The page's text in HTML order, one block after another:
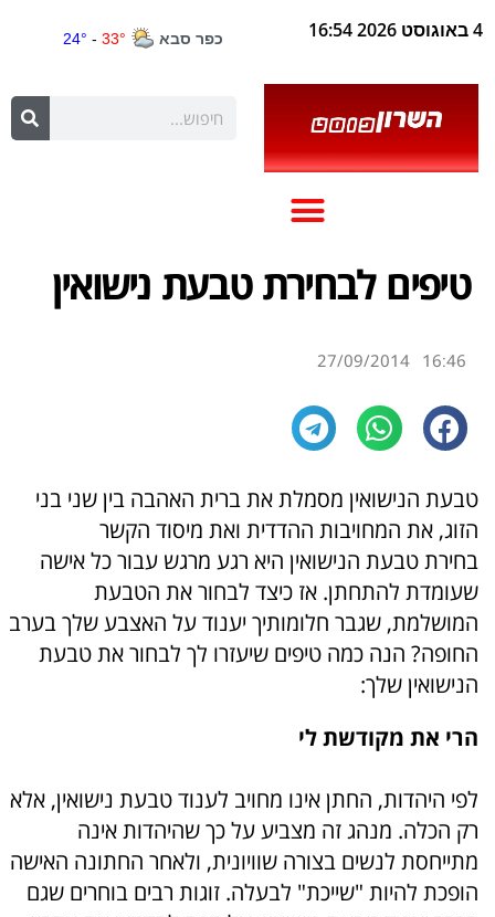
4 באוגוסט 2026 16:54
טיפים לבחירת טבעת נישואין
16:46
27/09/2014
טבעת הנישואין מסמלת את ברית האהבה בין שני בני
הזוג, את המחויבות ההדדית ואת מיסוד הקשר
בחירת טבעת הנישואין היא רגע מרגש עבור כל אישה
שעומדת להתחתן. אז כיצד לבחור את הטבעת
המושלמת, שגבר חלומותיך יענוד על האצבע שלך בערב
החופה? הנה כמה טיפים שיעזרו לך לבחור את טבעת
הנישואין שלך:
הרי את מקודשת לי
לפי היהדות, החתן אינו מחויב לענוד טבעת נישואין, אלא
רק הכלה. מנהג זה מצביע על כך שהיהדות אינה
מתייחסת לנשים בצורה שוויונית, ולאחר החתונה האישה
הופכת להיות "שייכת" לבעלה. זוגות רבים בוחרים שגם